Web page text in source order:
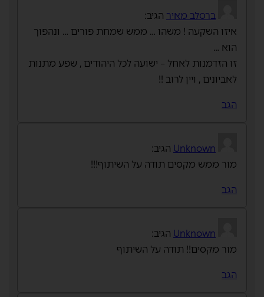
ברסלב מאיר הגיב:
איזו השקעה ! משהו … ממש שמחת פורים … ונהפוך
הוא …
זו הזדמנות לאחל – ישועה לכל היהודים , שפע מתנות
לאביונים , ויין לרוב !!
הגב
Unknown הגיב:
מור ממש מקסים תודה על השיתוף!!!
הגב
Unknown הגיב:
מור מקסים!! תודה על השיתוף
הגב